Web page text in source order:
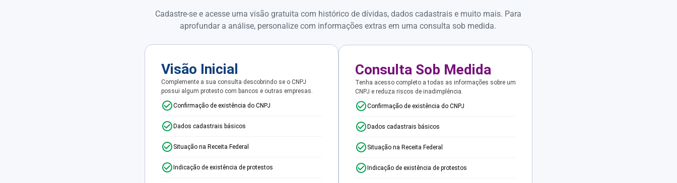
Cadastre-se e acesse uma visão gratuita com histórico de dívidas, dados cadastrais e muito mais. Para
aprofundar a análise, personalize com informações extras em uma consulta sob medida.
Visão Inicial
Complemente a sua consulta descobrindo se o CNPJ
possui algum protesto com bancos e outras empresas.
Confirmação de existência do CNPJ
Dados cadastrais básicos
Situação na Receita Federal
Indicação de existência de protestos
Consulta Sob Medida
Tenha acesso completo a todas as informações sobre um
CNPJ e reduza riscos de inadimplência.
Confirmação de existência do CNPJ
Dados cadastrais básicos
Situação na Receita Federal
Indicação de existência de protestos